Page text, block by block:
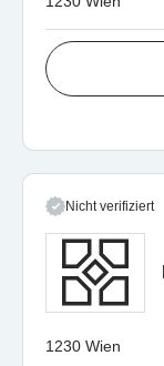
Nicht verifiziert
1230 Wien